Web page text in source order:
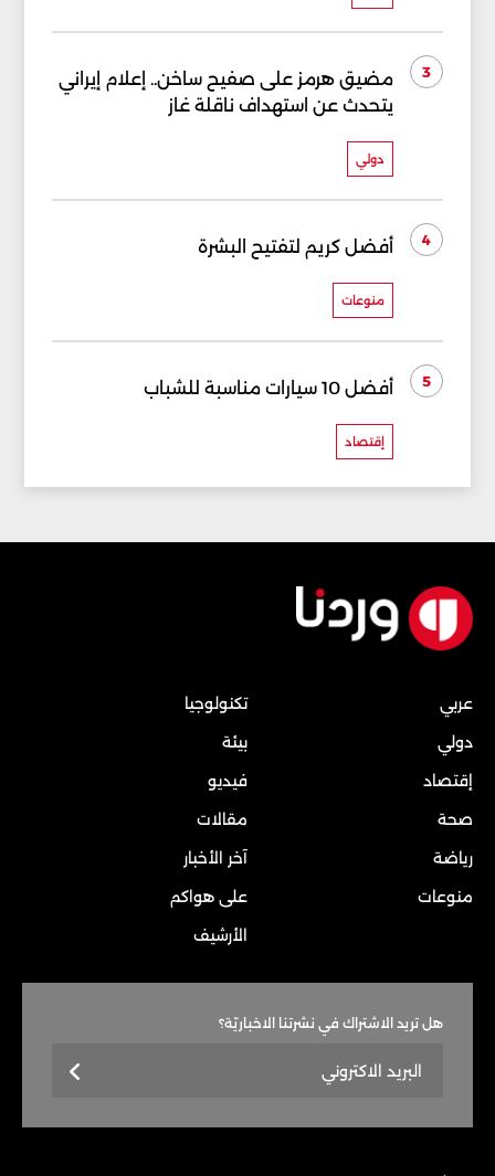
3
مضيق هرمز على صفيح ساخن.. إعلام إيراني
يتحدث عن استهداف ناقلة غاز
دولي
4 أفضل كريم لتفتيح البشرة
منوعات
5 أفضل 10 سيارات مناسبة للشباب
إقتصاد
عربي
دولي
إقتصاد
صحة
رياضة
منوعات
تكنولوجيا
بيئة
فيديو
مقالات
آخر الأخبار
على هواكم
الأرشيف
هل تريد الاشتراك في نشرتنا الاخباريّة؟